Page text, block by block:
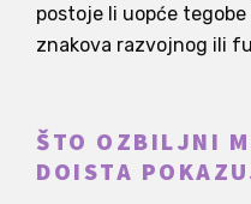
postoje li uopće
znakova razvojnog ili
ŠTO OZBILJNI
DOISTA